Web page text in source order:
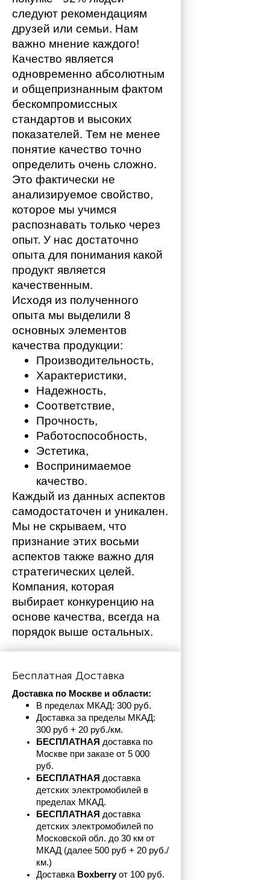
следуют рекомендациям
друзей или семьи. Нам
важно мнение каждого!
Качество является
одновременно абсолютным
и общепризнанным фактом
бескомпромиссных
стандартов и высоких
показателей. Тем не менее
понятие качество точно
определить очень сложно.
Это фактически не
анализируемое свойство,
которое мы учимся
распознавать только через
опыт. У нас достаточно
опыта для понимания какой
продукт является
качественным.
Исходя из полученного
опыта мы выделили 8
основных элементов
качества продукции:
Производительность,
Характеристики,
Надежность,
Соответствие,
Прочность,
Работоспособность,
Эстетика,
Воспринимаемое
качество.
Каждый из данных аспектов
самодостаточен и уникален.
Мы не скрываем, что
признание этих восьми
аспектов также важно для
стратегических целей.
Компания, которая
выбирает конкуренцию на
основе качества, всегда на
порядок выше остальных.
Бесплатная Доставка
Доставка по Москве и области:
В пределах МКАД: 300 руб.
Доставка за пределы МКАД:
300 руб + 20 руб./км.
БЕСПЛАТНАЯ доставка по
Москве при заказе от 5 000
руб.
БЕСПЛАТНАЯ доставка
детских электромобилей в
пределах МКАД.
БЕСПЛАТНАЯ доставка
детских электромобилей по
Московской обл. до 30 км от
МКАД (далее 500 руб + 20 руб./
км.)
Доставка Boxberry от 100 руб.